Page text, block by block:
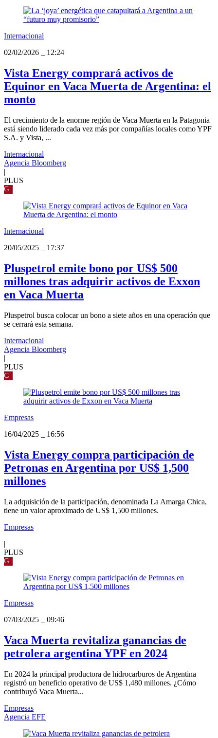
Internacional
02/02/2026
12:24
Vista Energy comprará activos de
Equinor en Vaca Muerta de Argentina: el
monto
El crecimiento de la enorme región de Vaca Muerta en la Patagonia
está siendo liderado cada vez más por compañías locales como YPF
S.A. y Vista, ...
Internacional
Agencia Bloomberg
|
PLUS
G
Internacional
20/05/2025
17:37
Pluspetrol emite bono por US$ 500
millones tras adquirir activos de Exxon
en Vaca Muerta
Pluspetrol busca colocar un bono a siete años en una operación que
se cerrará esta semana.
Internacional
Agencia Bloomberg
|
PLUS
G
Empresas
16/04/2025
16:56
Vista Energy compra participación de
Petronas en Argentina por US$ 1,500
millones
La adquisición de la participación, denominada La Amarga Chica,
tiene un valor aproximado de US$ 1,500 millones.
Empresas
|
PLUS
G
Empresas
07/03/2025
09:46
Vaca Muerta revitaliza ganancias de
petrolera argentina YPF en 2024
En 2024 la principal productora de hidrocarburos de Argentina
registró un beneficio operativo de US$ 1,480 millones. ¿Cómo
contribuyó Vaca Muerta...
Empresas
Agencia EFE